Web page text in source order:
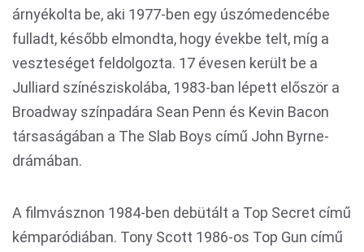
árnyékolta be, aki 1977-ben egy úszómedencébe
fulladt, később elmondta, hogy évekbe telt, míg a
veszteséget feldolgozta. 17 évesen került be a
Julliard színésziskolába, 1983-ban lépett először a
Broadway színpadára Sean Penn és Kevin Bacon
társaságában a The Slab Boys című John Byrne-
drámában.
A filmvásznon 1984-ben debütált a Top Secret című
kémparódiában. Tony Scott 1986-os Top Gun című